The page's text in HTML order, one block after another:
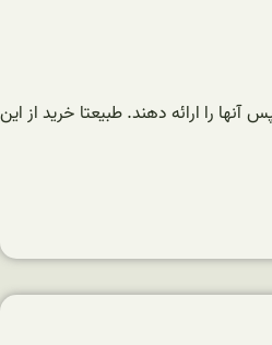
را ارائه دهند. طبیعتا خرید از این